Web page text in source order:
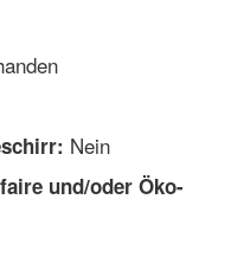
Nein
und/oder Öko-